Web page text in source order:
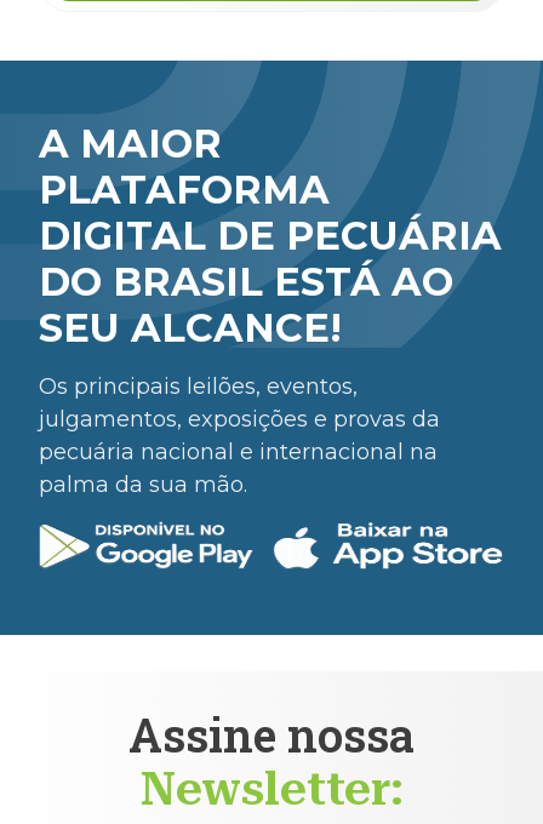
A MAIOR
PLATAFORMA
DIGITAL DE PECUÁRIA
DO BRASIL ESTÁ AO
SEU ALCANCE!
Os principais leilões, eventos,
julgamentos, exposições e provas da
pecuária nacional e internacional na
palma da sua mão.
Assine nossa
Newsletter: